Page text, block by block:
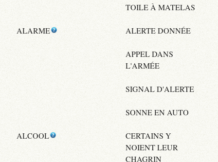
TOILE À MATELAS
ALARME ALERTE DONNÉE
APPEL DANS
L'ARMÉE
SIGNAL D'ALERTE
SONNE EN AUTO
ALCOOL
CERTAINS Y
NOIENT LEUR
CHAGRIN